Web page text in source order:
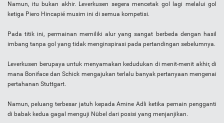
Namun, itu bukan akhir. Leverkusen segera mencetak gol lagi melalui gol
ketiga Piero Hincapié musim ini di semua kompetisi.
Pada titik ini, permainan memiliki alur yang sangat berbeda dengan hasil
imbang tanpa gol yang tidak menginspirasi pada pertandingan sebelumnya.
Leverkusen berupaya untuk menyamakan kedudukan di menit-menit akhir, di
mana Boniface dan Schick mengajukan terlalu banyak pertanyaan mengenai
pertahanan Stuttgart.
Namun, peluang terbesar jatuh kepada Amine Adli ketika pemain pengganti
di babak kedua gagal menguji Nübel dari posisi yang menjanjikan.